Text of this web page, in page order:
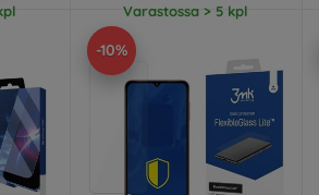
Varastossa > 5 kpl
-10%